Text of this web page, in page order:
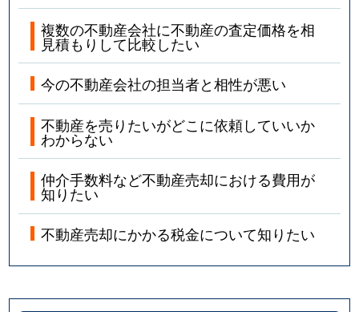
複数の不動産会社に不動産の査定価格を相
見積もりして比較したい
今の不動産会社の担当者と相性が悪い
不動産を売りたいがどこに依頼していいか
わからない
仲介手数料など不動産売却における費用が
知りたい
不動産売却にかかる税金について知りたい